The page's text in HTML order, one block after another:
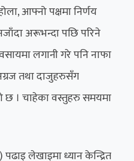
आफ्नो पक्षमा निर्णय
अरूभन्दा पछि परिने
लगानी गरे पनि नाफा
तथा दाजुहरुसँग
छ । चाहेका वस्तुहरु समयमा
लेखाइमा ध्यान केन्द्रित